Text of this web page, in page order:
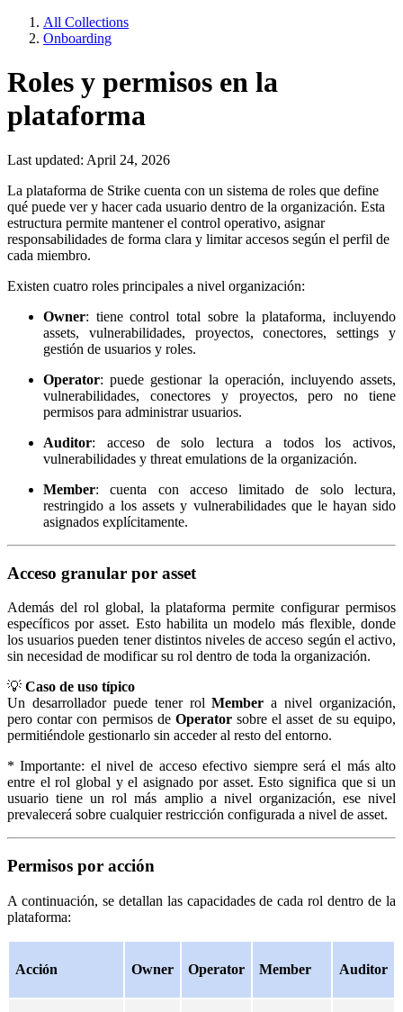
All Collections
Onboarding
Roles y permisos en la
plataforma
Last updated: April 24, 2026
La plataforma de Strike cuenta con un sistema de roles que define
qué puede ver y hacer cada usuario dentro de la organización. Esta
estructura permite mantener el control operativo, asignar
responsabilidades de forma clara y limitar accesos según el perfil de
cada miembro.
Existen cuatro roles principales a nivel organización:
Owner: tiene control total sobre la plataforma, incluyendo
assets, vulnerabilidades, proyectos, conectores, settings y
gestión de usuarios y roles.
Operator: puede gestionar la operación, incluyendo assets,
vulnerabilidades, conectores y proyectos, pero no tiene
permisos para administrar usuarios.
Auditor: acceso de solo lectura a todos los activos,
vulnerabilidades y threat emulations de la organización.
Member: cuenta con acceso limitado de solo lectura,
restringido a los assets y vulnerabilidades que le hayan sido
asignados explícitamente.
Acceso granular por asset
Además del rol global, la plataforma permite configurar permisos
específicos por asset. Esto habilita un modelo más flexible, donde
los usuarios pueden tener distintos niveles de acceso según el activo,
sin necesidad de modificar su rol dentro de toda la organización.
💡 Caso de uso típico
Un desarrollador puede tener rolMember a nivel organización,
pero contar con permisos de Operatorsobre el asset de su equipo,
permitiéndole gestionarlo sin acceder al resto del entorno.
* Importante: el nivel de acceso efectivo siempre será el más alto
entre el rol global y el asignado por asset. Esto significa que si un
usuario tiene un rol más amplio a nivel organización, ese nivel
prevalecerá sobre cualquier restricción configurada a nivel de asset.
Permisos por acción
A continuación, se detallan las capacidades de cada rol dentro de la
plataforma:
Acción Owner Operator Member Auditor